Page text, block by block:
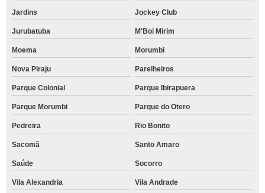
Jardins Jockey Club
Jurubatuba M'Boi Mirim
Moema Morumbi
Nova Piraju Parelheiros
Parque Colonial Parque Ibirapuera
Parque Morumbi Parque do Otero
Pedreira Rio Bonito
Sacomã Santo Amaro
Saúde Socorro
Vila Alexandria Vila Andrade